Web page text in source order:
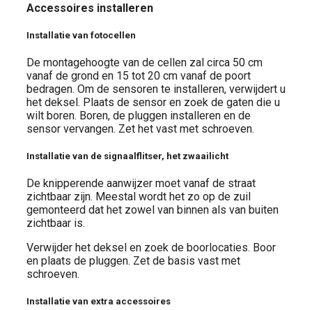
Accessoires installeren
Installatie van fotocellen
De montagehoogte van de cellen zal circa 50 cm
vanaf de grond en 15 tot 20 cm vanaf de poort
bedragen. Om de sensoren te installeren, verwijdert u
het deksel. Plaats de sensor en zoek de gaten die u
wilt boren. Boren, de pluggen installeren en de
sensor vervangen. Zet het vast met schroeven.
Installatie van de signaalflitser, het zwaailicht
De knipperende aanwijzer moet vanaf de straat
zichtbaar zijn. Meestal wordt het zo op de zuil
gemonteerd dat het zowel van binnen als van buiten
zichtbaar is.
Verwijder het deksel en zoek de boorlocaties. Boor
en plaats de pluggen. Zet de basis vast met
schroeven.
Installatie van extra accessoires